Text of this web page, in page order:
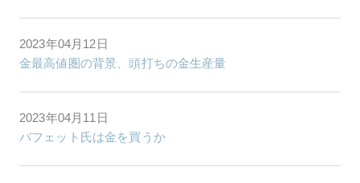
2023年04月12日
金最高値圏の背景、頭打ちの金生産量
2023年04月11日
バフェット氏は金を買うか